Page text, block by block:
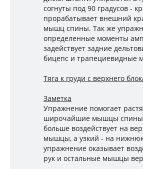
согнуты под 90 градусов -
прорабатывает внешний
мышц спины. Так же
определенные моменты
задействует задние
бицепс и трапециевидные
Тяга к груди с верхнего
Заметка
Упражнение помогает
широчайшие мышцы
больше воздействует на
мышцы, а узкий - на
упражнение оказывает
рук и остальные мышцы